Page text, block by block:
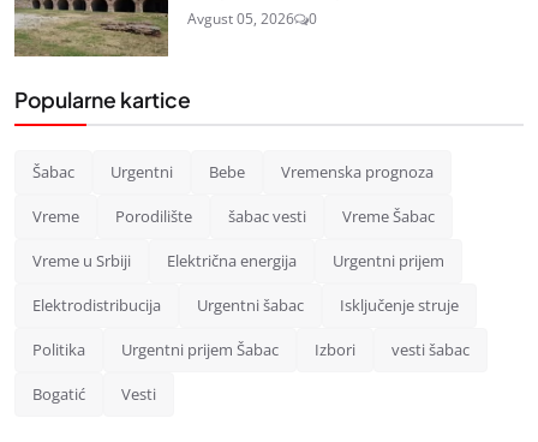
Avgust 05, 2026 0
Popularne kartice
Šabac Urgentni Bebe Vremenska prognoza
Vreme Porodilište šabac vesti Vreme Šabac
Vreme u Srbiji Električna energija Urgentni prijem
Elektrodistribucija Urgentni šabac Isključenje struje
Politika Urgentni prijem Šabac Izbori vesti šabac
Bogatić Vesti